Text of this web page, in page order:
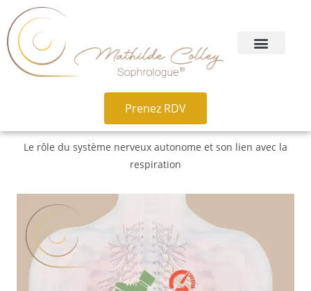
Prenez RDV
Le rôle du système nerveux autonome et son lien avec la
respiration